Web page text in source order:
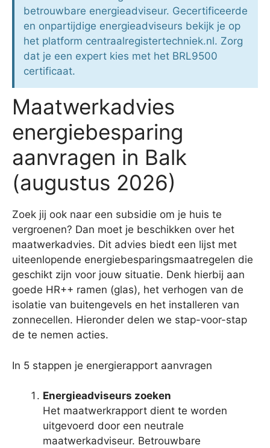
betrouwbare energieadviseur. Gecertificeerde
en onpartijdige energieadviseurs bekijk je op
het platform centraalregistertechniek.nl. Zorg
dat je een expert kies met het BRL9500
certificaat.
Maatwerkadvies
energiebesparing
aanvragen in Balk
(augustus 2026)
Zoek jij ook naar een subsidie om je huis te
vergroenen? Dan moet je beschikken over het
maatwerkadvies. Dit advies biedt een lijst met
uiteenlopende energiebesparingsmaatregelen die
geschikt zijn voor jouw situatie. Denk hierbij aan
goede HR++ ramen (glas), het verhogen van de
isolatie van buitengevels en het installeren van
zonnecellen. Hieronder delen we stap-voor-stap
de te nemen acties.
In 5 stappen je energierapport aanvragen
Energieadviseurs zoeken
Het maatwerkrapport dient te worden
uitgevoerd door een neutrale
maatwerkadviseur. Betrouwbare